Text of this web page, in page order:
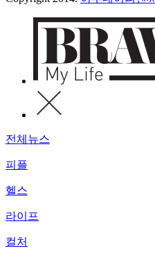
전체뉴스
피플
헬스
라이프
컬처